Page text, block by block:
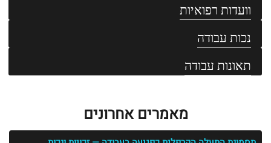
וועדות רפואיות
נכות עבודה
תאונות עבודה
מאמרים אחרונים